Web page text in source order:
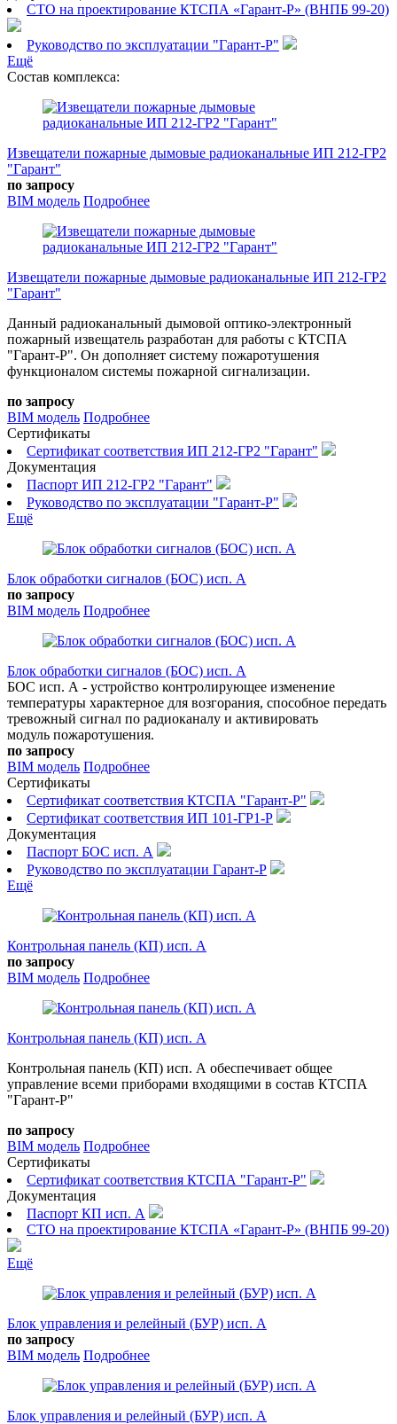
СТО на проектирование КТСПА «Гарант-Р» (ВНПБ 99-20)
Руководство по эксплуатации "Гарант-Р"
Ещё
Состав комплекса:
Извещатели пожарные дымовые радиоканальные ИП 212-ГР2
"Гарант"
по запросу
BIM модель Подробнее
Извещатели пожарные дымовые радиоканальные ИП 212-ГР2
"Гарант"
Данный радиоканальный дымовой оптико-электронный
пожарный извещатель разработан для работы с КТСПА
"Гарант-Р". Он дополняет систему пожаротушения
функционалом системы пожарной сигнализации.
по запросу
BIM модель Подробнее
Сертификаты
Сертификат соответствия ИП 212-ГР2 "Гарант"
Документация
Паспорт ИП 212-ГР2 "Гарант"
Руководство по эксплуатации "Гарант-Р"
Ещё
Блок обработки сигналов (БОС) исп. А
по запросу
BIM модель Подробнее
Блок обработки сигналов (БОС) исп. А
БОС исп. А - устройство контролирующее изменение
температуры характерное для возгорания, способное передать
тревожный сигнал по радиоканалу и активировать
модуль пожаротушения.
по запросу
BIM модель Подробнее
Сертификаты
Сертификат соответствия КТСПА "Гарант-Р"
Сертификат соответствия ИП 101-ГР1-Р
Документация
Паспорт БОС исп. А
Руководство по эксплуатации Гарант-Р
Ещё
Контрольная панель (КП) исп. А
по запросу
BIM модель Подробнее
Контрольная панель (КП) исп. А
Контрольная панель (КП) исп. А обеспечивает общее
управление всеми приборами входящими в состав КТСПА
"Гарант-Р"
по запросу
BIM модель Подробнее
Сертификаты
Сертификат соответствия КТСПА "Гарант-Р"
Документация
Паспорт КП исп. А
СТО на проектирование КТСПА «Гарант-Р» (ВНПБ 99-20)
Ещё
Блок управления и релейный (БУР) исп. А
по запросу
BIM модель Подробнее
Блок управления и релейный (БУР) исп. А